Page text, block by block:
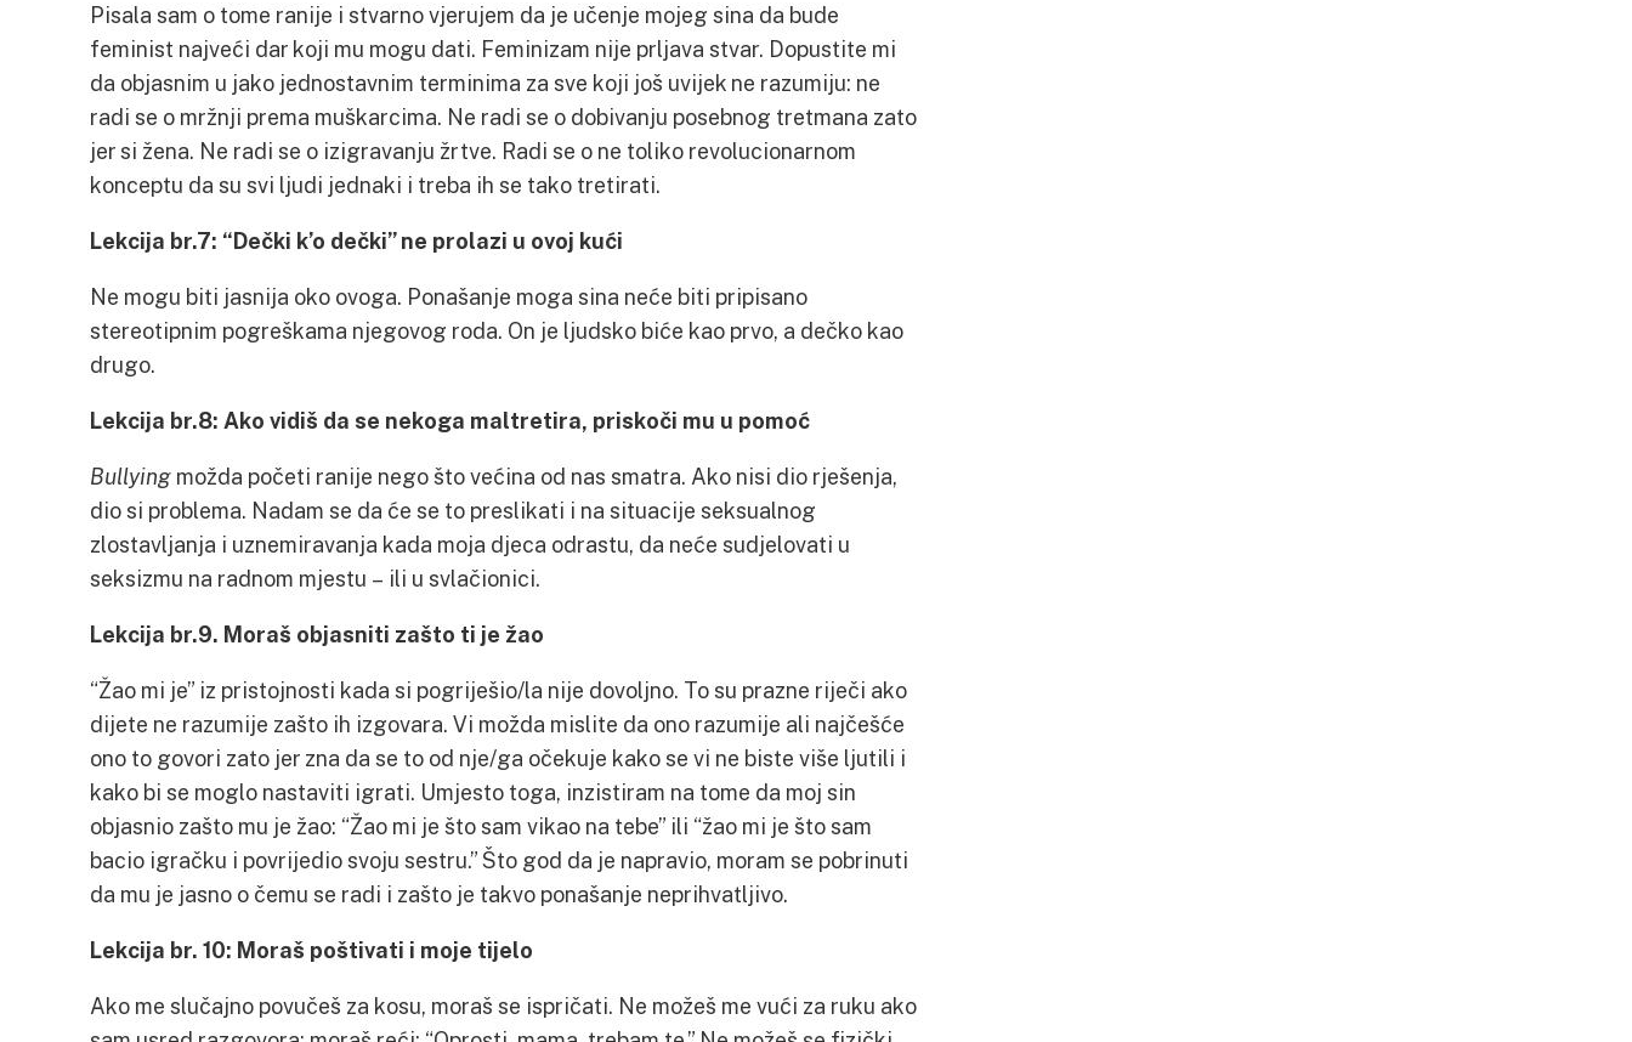
Pisala sam o tome ranije i stvarno vjerujem da je učenje mojeg sina da bude
feminist najveći dar koji mu mogu dati. Feminizam nije prljava stvar. Dopustite mi
da objasnim u jako jednostavnim terminima za sve koji još uvijek ne razumiju: ne
radi se o mržnji prema muškarcima. Ne radi se o dobivanju posebnog tretmana zato
jer si žena. Ne radi se o izigravanju žrtve. Radi se o ne toliko revolucionarnom
konceptu da su svi ljudi jednaki i treba ih se tako tretirati.
Lekcija br.7: “Dečki k’o dečki” ne prolazi u ovoj kući
Ne mogu biti jasnija oko ovoga. Ponašanje moga sina neće biti pripisano
stereotipnim pogreškama njegovog roda. On je ljudsko biće kao prvo, a dečko kao
drugo.
Lekcija br.8: Ako vidiš da se nekoga maltretira, priskoči mu u pomoć
Bullying možda početi ranije nego što većina od nas smatra. Ako nisi dio rješenja,
dio si problema. Nadam se da će se to preslikati i na situacije seksualnog
zlostavljanja i uznemiravanja kada moja djeca odrastu, da neće sudjelovati u
seksizmu na radnom mjestu – ili u svlačionici.
Lekcija br.9. Moraš objasniti zašto ti je žao
“Žao mi je” iz pristojnosti kada si pogriješio/la nije dovoljno. To su prazne riječi ako
dijete ne razumije zašto ih izgovara. Vi možda mislite da ono razumije ali najčešće
ono to govori zato jer zna da se to od nje/ga očekuje kako se vi ne biste više ljutili i
kako bi se moglo nastaviti igrati. Umjesto toga, inzistiram na tome da moj sin
objasnio zašto mu je žao: “Žao mi je što sam vikao na tebe” ili “žao mi je što sam
bacio igračku i povrijedio svoju sestru.” Što god da je napravio, moram se pobrinuti
da mu je jasno o čemu se radi i zašto je takvo ponašanje neprihvatljivo.
Lekcija br. 10: Moraš poštivati i moje tijelo
Ako me slučajno povučeš za kosu, moraš se ispričati. Ne možeš me vući za ruku ako